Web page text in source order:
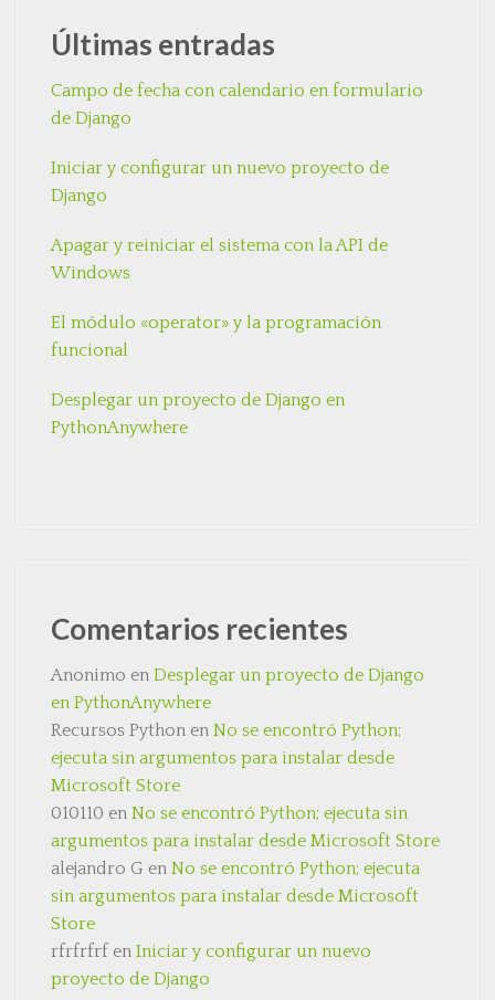
Últimas entradas
Campo de fecha con calendario en formulario
de Django
Iniciar y configurar un nuevo proyecto de
Django
Apagar y reiniciar el sistema con la API de
Windows
El módulo «operator» y la programación
funcional
Desplegar un proyecto de Django en
PythonAnywhere
Comentarios recientes
Anonimo en Desplegar un proyecto de Django
en PythonAnywhere
Recursos Python en No se encontró Python;
ejecuta sin argumentos para instalar desde
Microsoft Store
010110 en No se encontró Python; ejecuta sin
argumentos para instalar desde Microsoft Store
alejandro G en No se encontró Python; ejecuta
sin argumentos para instalar desde Microsoft
Store
rfrfrfrf en Iniciar y configurar un nuevo
proyecto de Django